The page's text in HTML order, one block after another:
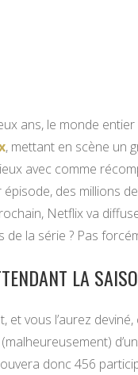
ans, le monde
, mettant en scène un
avec comme
épisode, des millions
Netflix va
de la série ? Pas
LA
et vous l’aurez
(malheureusement)
donc 456